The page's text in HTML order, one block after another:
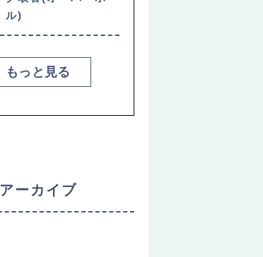
ル)
もっと見る
アーカイブ